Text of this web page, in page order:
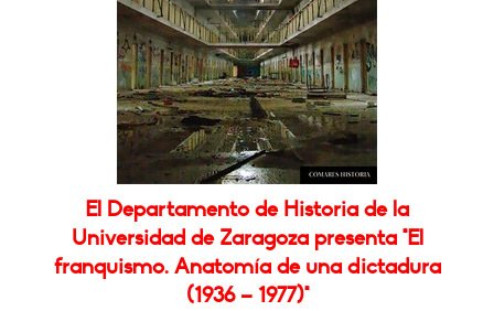
El Departamento de Historia de la
Universidad de Zaragoza presenta "El
franquismo. Anatomía de una dictadura
(1936 – 1977)"